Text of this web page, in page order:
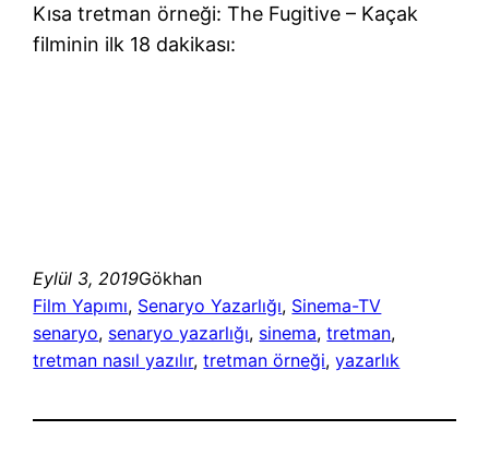
Kısa tretman örneği: The Fugitive – Kaçak
filminin ilk 18 dakikası:
Eylül 3, 2019Gökhan
Film Yapımı, Senaryo Yazarlığı, Sinema-TV
senaryo, senaryo yazarlığı, sinema, tretman
tretman nasıl yazılır, tretman örneği, yazarlık